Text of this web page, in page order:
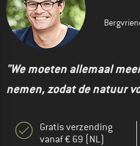
"We moeten allemaal
nemen, zodat de natuur
Gratis verzending
vanaf € 69 (NL)